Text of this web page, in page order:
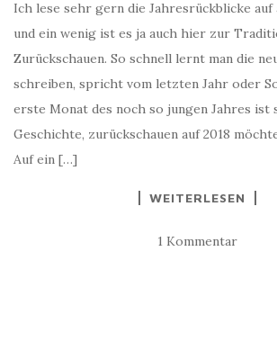
Ich lese sehr gern die Jahresrückblicke auf
und ein wenig ist es ja auch hier zur
Zurückschauen. So schnell lernt man die
schreiben, spricht vom letzten Jahr oder
erste Monat des noch so jungen Jahres ist
Geschichte, zurückschauen auf 2018
Auf ein […]
WEITERLESEN
1 Kommentar